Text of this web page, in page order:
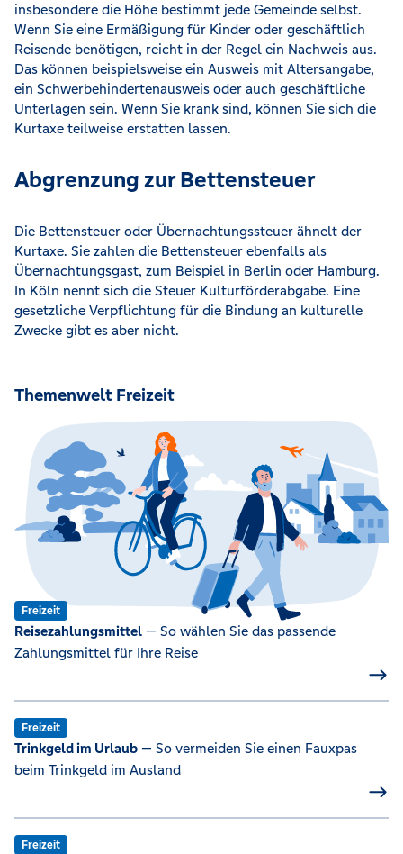
insbesondere die Höhe bestimmt jede Gemeinde selbst.
Wenn Sie eine Ermäßigung für Kinder oder geschäftlich
Reisende benötigen, reicht in der Regel ein Nachweis aus.
Das können beispielsweise ein Ausweis mit Altersangabe,
ein Schwerbehindertenausweis oder auch geschäftliche
Unterlagen sein. Wenn Sie krank sind, können Sie sich die
Kurtaxe teilweise erstatten lassen.
Abgrenzung zur Bettensteuer
Die Bettensteuer oder Übernachtungssteuer ähnelt der
Kurtaxe. Sie zahlen die Bettensteuer ebenfalls als
Übernachtungsgast, zum Beispiel in Berlin oder Hamburg.
In Köln nennt sich die Steuer Kulturförderabgabe. Eine
gesetzliche Verpflichtung für die Bindung an kulturelle
Zwecke gibt es aber nicht.
Themenwelt Freizeit
Freizeit
Reisezahlungsmittel — So wählen Sie das passende
Zahlungsmittel für Ihre Reise
Freizeit
Trinkgeld im Urlaub — So vermeiden Sie einen Fauxpas
beim Trinkgeld im Ausland
Freizeit